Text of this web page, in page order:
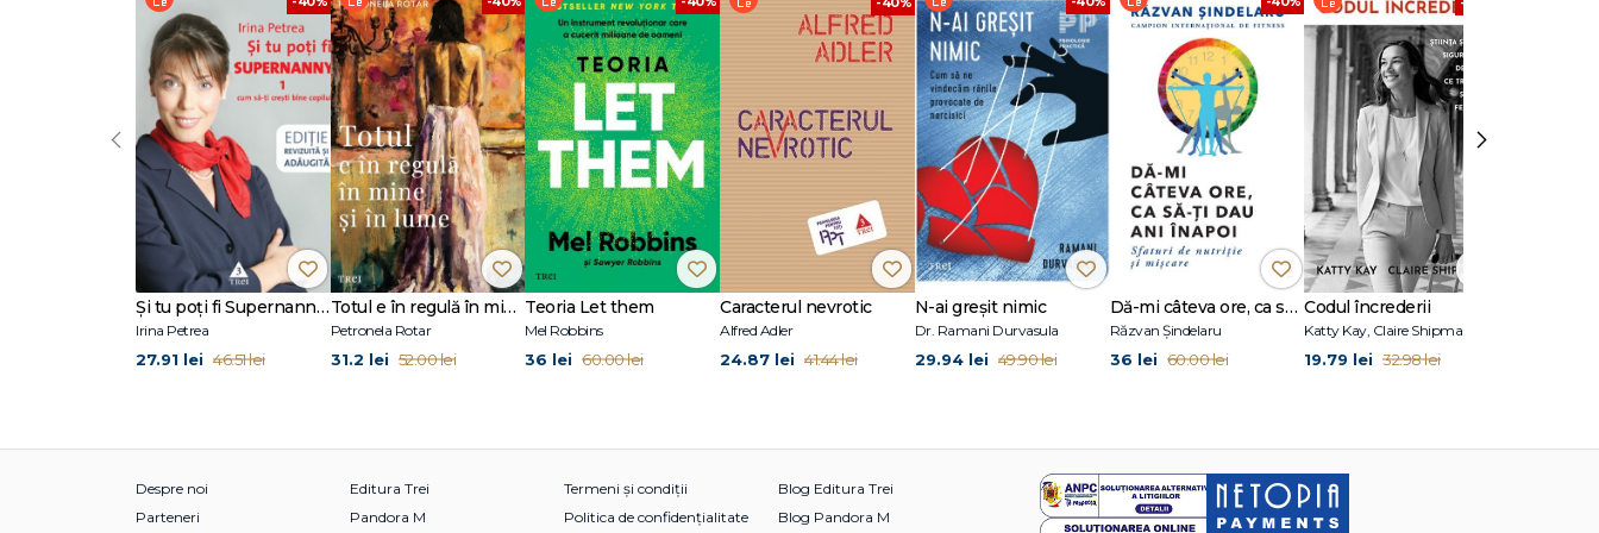
ce ne face să fim atât de expuși în fața săgeții lui Cupidon." – Science Focus
„Potrivit acestui studiu incisiv, dragostea se află în centrul existenței omenești. Machin se bazează pe numeroase cercetări și experiențe din
lumea omenească și animală, iar intervențiile ei personale sunt înviorătoare: „Iubirea umană inspiră o admirație colosală. Cred că ne
definește natura"." – Publishers Weekly
Anna Machin și-a dedicat viața de cercetător științei din spatele celor mai apropiate relații ale noastre, petrecând recent 12 ani la
Departamentul de Psihologie Experimentală de la Oxford University, unde a lucrat împreună cu Robin Dunbar. A mai publicat și o carte
despre paternitate — The Life of Dad: The Making of a Modern Father.
Şi tu poţi fi Supernanny 1
Irina Petrea
27.91 lei 46.51 lei
Totul e în regulă în mine și în lume
Petronela Rotar
31.2 lei 52.00 lei
Teoria Let them
Mel Robbins
36 lei 60.00 lei
Caracterul nevrotic
Alfred Adler
24.87 lei 41.44 lei
N-ai greșit nimic
Dr. Ramani Durvasula
29.94 lei 49.90 lei
Dă-mi câteva ore, ca să-ţi dau ani înapoi
Răzvan Șindelaru
36 lei 60.00 lei
Codul încrederii
Katty Kay, Claire Shipman
19.79 lei 32.98 lei
‹ ›
Despre noi
Parteneri
Editura Trei
Pandora M
Termeni și condiții
Politica de confidențialitate
Blog Editura Trei
Blog Pandora M